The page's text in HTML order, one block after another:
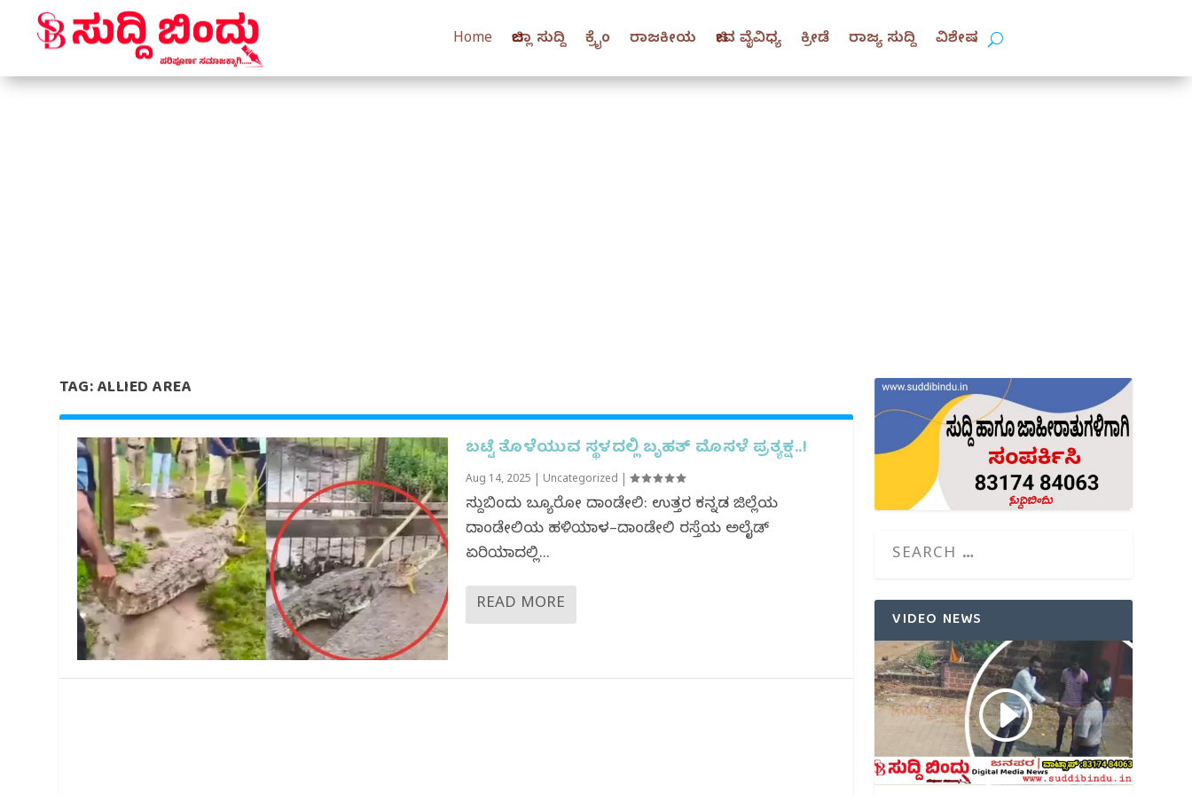
Home ಜಿಲ್ಲಾ ಸುದ್ದಿ ಕ್ರೈಂ ರಾಜಕೀಯ ಜೀವ ವೈವಿಧ್ಯ ಕ್ರೀಡೆ ರಾಜ್ಯ ಸುದ್ದಿ ವಿಶೇಷ
TAG:ALLIED AREA
ಬಟ್ಟೆ ತೊಳೆಯುವ ಸ್ಥಳದಲ್ಲಿ ಬೃಹತ್ ಮೊಸಳೆ ಪ್ರತ್ಯಕ್ಷ..!
Aug 14, 2025 Uncategorized
ಸುದ್ದಿಬಿಂದು ಬ್ಯೂರೋ ದಾಂಡೇಲಿ: ಉತ್ತರ ಕನ್ನಡ ಜಿಲ್ಲೆಯ
ದಾಂಡೇಲಿಯ ಹಳಿಯಾಳ–ದಾಂಡೇಲಿ ರಸ್ತೆಯ ಅಲೈಡ್
ಏರಿಯಾದಲ್ಲಿ...
READ MORE
VIDEO NEWS